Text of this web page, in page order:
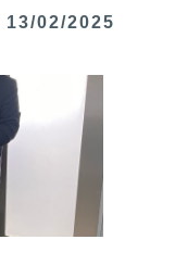
13/02/2025